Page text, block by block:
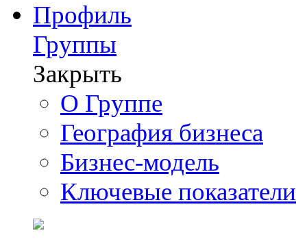
Профиль
Группы
Закрыть
О Группе
География бизнеса
Бизнес-модель
Ключевые показатели